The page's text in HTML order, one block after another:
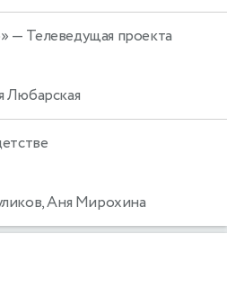
— Телеведущая проекта
Любарская
Аня Мирохина